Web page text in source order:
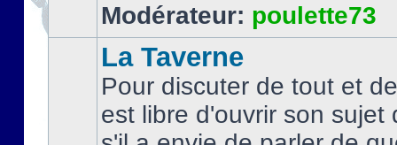
Modérateur: poulette73
La Taverne
Pour discuter de tout et
est libre d'ouvrir son sujet